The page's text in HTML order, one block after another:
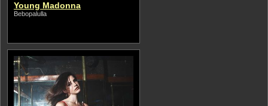
Young Madonna
Bebopalulla